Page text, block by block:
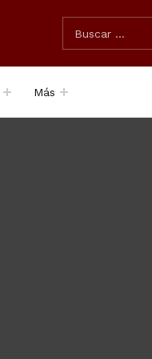
SEARCH THE SITE
Búsqueda para:
Más